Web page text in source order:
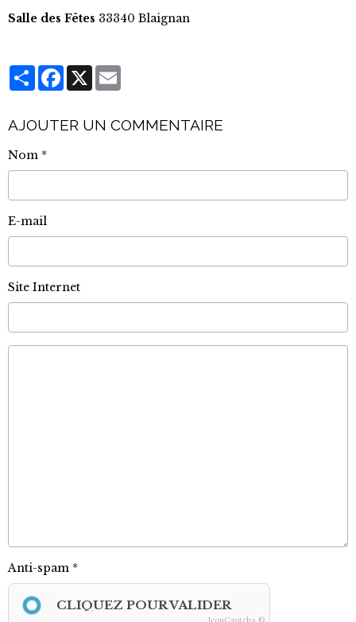
Salle des Fêtes 33340 Blaignan
PartagerFacebook
X
AJOUTER UN COMMENTAIRE
Nom
E-mail
Site Internet
Anti-spam
CLIQUEZ POUR VALIDER
IconCaptcha ©